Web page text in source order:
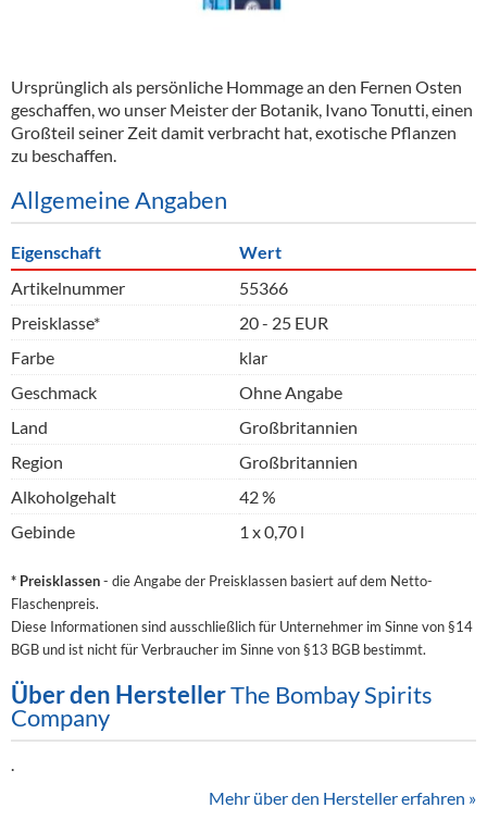
Ursprünglich als persönliche Hommage an den Fernen Osten
geschaffen, wo unser Meister der Botanik, Ivano Tonutti, einen
Großteil seiner Zeit damit verbracht hat, exotische Pflanzen
zu beschaffen.
Allgemeine Angaben
Eigenschaft
Wert
Artikelnummer
55366
Preisklasse*
20 - 25 EUR
Farbe
klar
Geschmack
Ohne Angabe
Land
Großbritannien
Region
Großbritannien
Alkoholgehalt
42 %
Gebinde
1 x 0,70 l
* Preisklassen- die Angabe der Preisklassen basiert auf dem Netto-
Flaschenpreis.
Diese Informationen sind ausschließlich für Unternehmer im Sinne von §14
BGB und ist nicht für Verbraucher im Sinne von §13 BGB bestimmt.
Über den HerstellerThe Bombay Spirits
Company
Mehr über den Hersteller erfahren »